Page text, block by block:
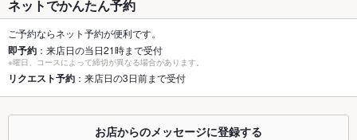
個室 なし
座敷 なし
掘りごたつ なし
カウンター なし
ネットでかんたん予約
ご予約ならネット予約が便利です。
即予約 ：来店日の当日21時まで受付
※曜日、コースによって締切が異なる場合があります。
リクエスト予約 ：来店日の3日前まで受付
お店からのメッセージに登録する